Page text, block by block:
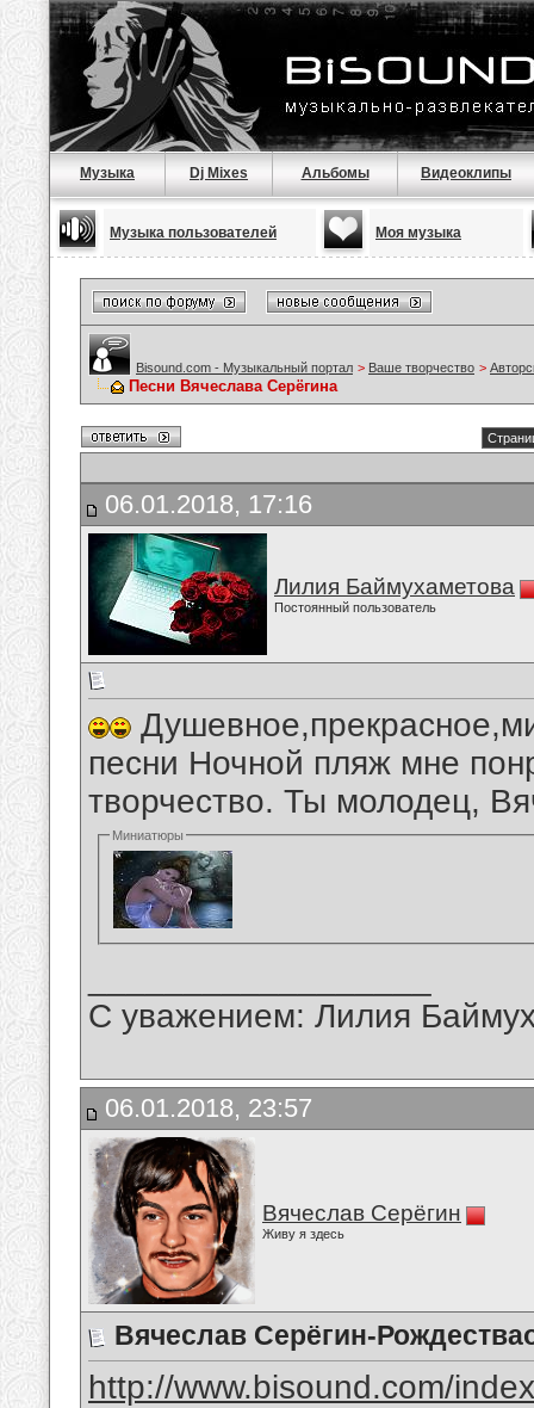
Музыка Dj Mixes Альбомы Видеоклипы
Музыка пользователей Моя музыка
Bisound.com - Музыкальный портал > Ваше творчество >
Песни Вячеслава Серёгина
06.01.2018, 17:16
Лилия Баймухаметова
Постоянный пользователь
песни Ночной пляж мне
творчество. Ты молодец,
Миниатюры
С уважением: Лилия
06.01.2018, 23:57
Вячеслав Серёгин
Живу я здесь
Вячеслав Серёгин-
http://www.bisound.com/